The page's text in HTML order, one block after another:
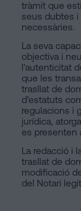
tràmit que
seus dubtes
necessàries.
La seva
objectiva i
l’autenticitat
que les
trasllat de
d’estatuts
regulacions i
jurídica,
es presenten
La redacció i
trasllat de
modificació
del Notari